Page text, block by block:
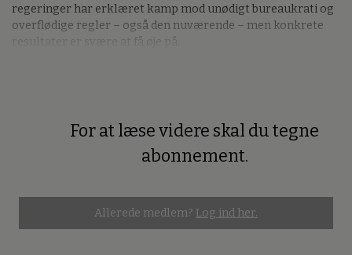
regeringer har erklæret kamp mod unødigt bureaukrati og
overflødige regler – også den nuværende – men konkrete
resultater er svære at få øje på.
For at læse videre skal du tegne
abonnement.
Allerede medlem? Log ind her.